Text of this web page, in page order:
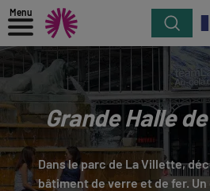
Menu
Grande Halle
Dans le parc de La Villette,
bâtiment de verre et de fer.